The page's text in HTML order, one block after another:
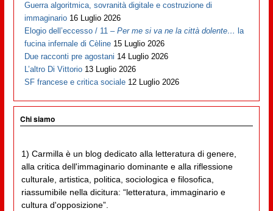
Guerra algoritmica, sovranità digitale e costruzione di
immaginario 16 Luglio 2026
Elogio dell’eccesso / 11 –Per me si va ne la città dolente… la
fucina infernale di Cèline 15 Luglio 2026
Due racconti pre agostani 14 Luglio 2026
L’altro Di Vittorio 13 Luglio 2026
SF francese e critica sociale 12 Luglio 2026
Chi siamo
1) Carmilla è un blog dedicato alla letteratura di genere,
alla critica dell'immaginario dominante e alla riflessione
culturale, artistica, politica, sociologica e filosofica,
riassumibile nella dicitura: “letteratura, immaginario e
cultura d'opposizione”.